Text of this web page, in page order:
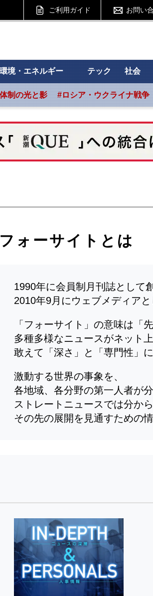
ご利用ガイド お問い
環境・エネルギー テック 社会
制の光と影 #ロシア・ウクライナ戦争
フォーサイトとは
1990年に会員制月刊誌として
2010年9月にウェブメディア
「フォーサイト」の意味は「
多種多様なニュースがネット
敢えて「深さ」と「専門性」
激動する世界の事象を、
各地域、各分野の第一人者が分
ストレートニュースでは分か
その先の展開を見通すための